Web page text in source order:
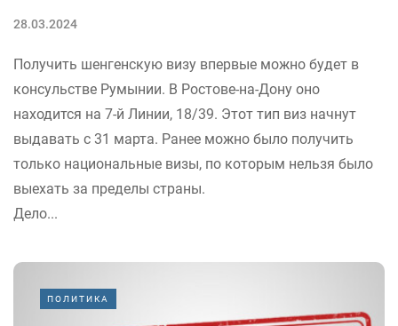
28.03.2024
Получить шенгенскую визу впервые можно будет в
консульстве Румынии. В Ростове-на-Дону оно
находится на 7-й Линии, 18/39. Этот тип виз начнут
выдавать с 31 марта. Ранее можно было получить
только национальные визы, по которым нельзя было
выехать за пределы страны.
Дело...
ПОЛИТИКА